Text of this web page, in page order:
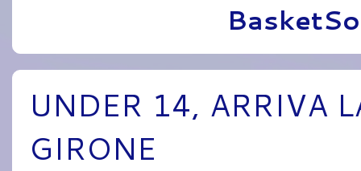
UNDER 14, ARRIVA
GIRONE